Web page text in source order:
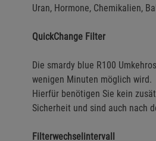
Uran, Hormone, Chemikalien,
QuickChange Filter
Die smardy blue R100
wenigen Minuten möglich wird.
Hierfür benötigen Sie kein
Sicherheit und sind auch nach
Filterwechselintervall